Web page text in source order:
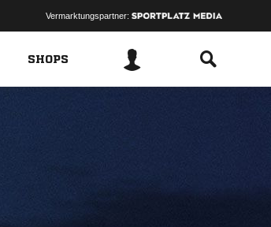
Vermarktungspartner:
SHOPS